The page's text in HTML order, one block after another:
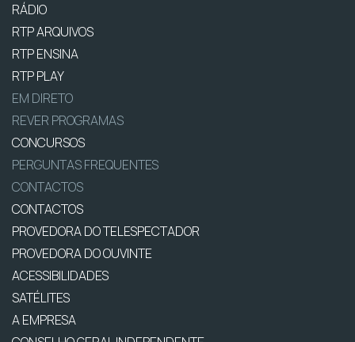
RÁDIO
RTP ARQUIVOS
RTP ENSINA
RTP PLAY
EM DIRETO
REVER PROGRAMAS
CONCURSOS
PERGUNTAS FREQUENTES
CONTACTOS
CONTACTOS
PROVEDORA DO TELESPECTADOR
PROVEDORA DO OUVINTE
ACESSIBILIDADES
SATÉLITES
A EMPRESA